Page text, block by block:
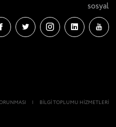
sosyal
| BİLGİ TOPLUMU HİZMETLERİ